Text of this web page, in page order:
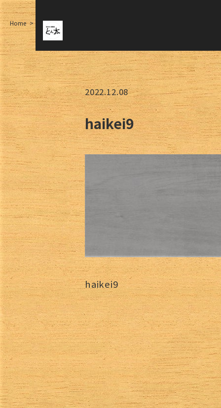
Home haikei9
2022.12.08
haikei9
haikei9